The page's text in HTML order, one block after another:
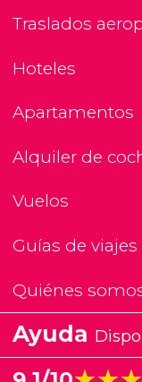
Traslados
Hoteles
Apartamentos
Alquiler de
Vuelos
Guías de
Quiénes
Ayuda